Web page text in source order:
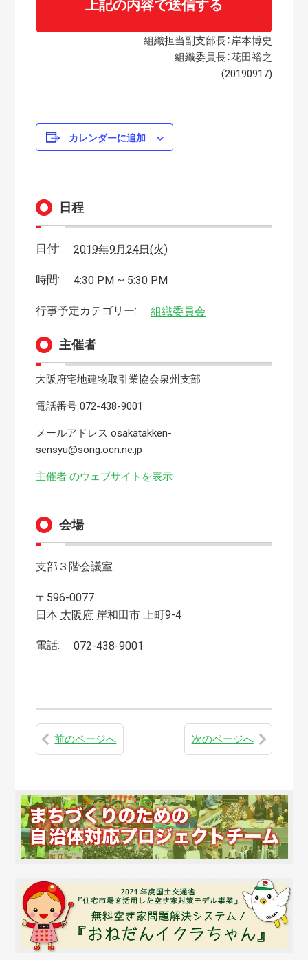
組織担当副支部長：岸本博史
組織委員長：花田裕之
(20190917)
カレンダーに追加
日程
日付: 2019年9月24日(火)
時間: 4:30 PM ~ 5:30 PM
行事予定カテゴリー: 組織委員会
主催者
大阪府宅地建物取引業協会泉州支部
電話番号072-438-9001
メールアドレスosakatakken-
sensyu@song.ocn.ne.jp
主催者 のウェブサイトを表示
会場
支部３階会議室
〒596-0077
日本 大阪府 岸和田市 上町9-4
電話: 072-438-9001
前のページへ 次のページへ